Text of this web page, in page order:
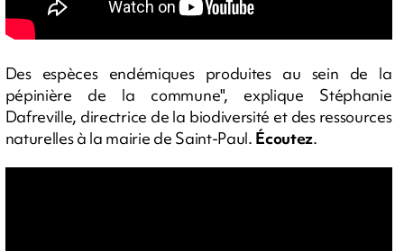
Des espèces endémiques produites au sein de la
pépinière de la commune", explique Stéphanie
Dafreville, directrice de la biodiversité et des ressources
naturelles à la mairie de Saint-Paul. Écoutez.